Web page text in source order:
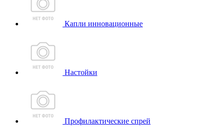
Капли инновационные
Настойки
Профилактические спрей